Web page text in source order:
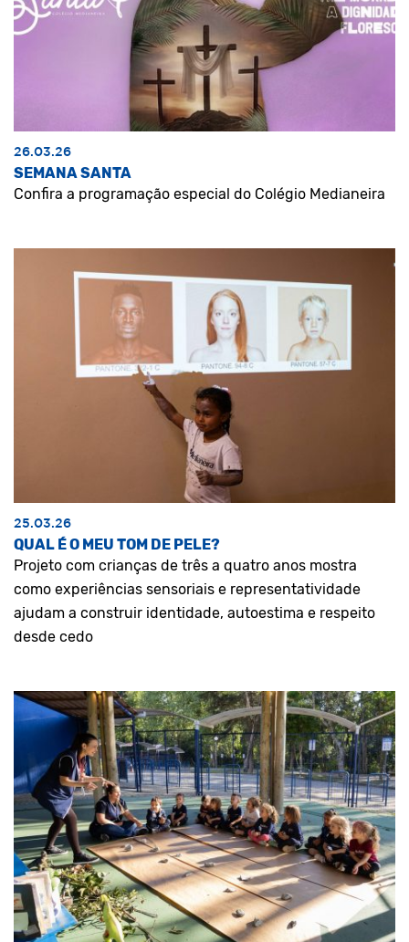
26.03.26
SEMANA SANTA
Confira a programação especial do Colégio Medianeira
25.03.26
QUAL É O MEU TOM DE PELE?
Projeto com crianças de três a quatro anos mostra
como experiências sensoriais e representatividade
ajudam a construir identidade, autoestima e respeito
desde cedo